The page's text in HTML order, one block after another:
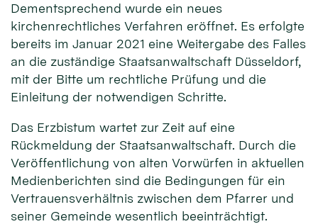
Dementsprechend wurde ein neues
kirchenrechtliches Verfahren eröffnet. Es erfolgte
bereits im Januar 2021 eine Weitergabe des Falles
an die zuständige Staatsanwaltschaft Düsseldorf,
mit der Bitte um rechtliche Prüfung und die
Einleitung der notwendigen Schritte.
Das Erzbistum wartet zur Zeit auf eine
Rückmeldung der Staatsanwaltschaft. Durch die
Veröffentlichung von alten Vorwürfen in aktuellen
Medienberichten sind die Bedingungen für ein
Vertrauensverhältnis zwischen dem Pfarrer und
seiner Gemeinde wesentlich beeinträchtigt.